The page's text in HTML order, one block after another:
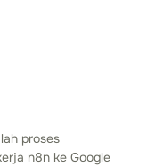
proses
n8n ke Google